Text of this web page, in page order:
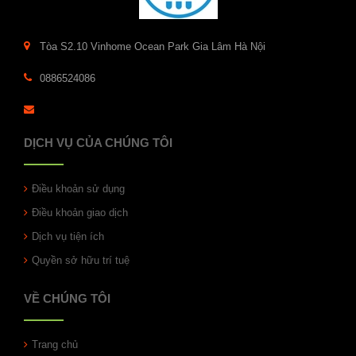
Tòa S2.10 Vinhome Ocean Park Gia Lâm Hà Nội
0886524086
DỊCH VỤ CỦA CHÚNG TÔI
Điều khoản sử dụng
Điều khoản giao dịch
Dịch vụ tiện ích
Quyền sở hữu trí tuệ
VỀ CHÚNG TÔI
Trang chủ